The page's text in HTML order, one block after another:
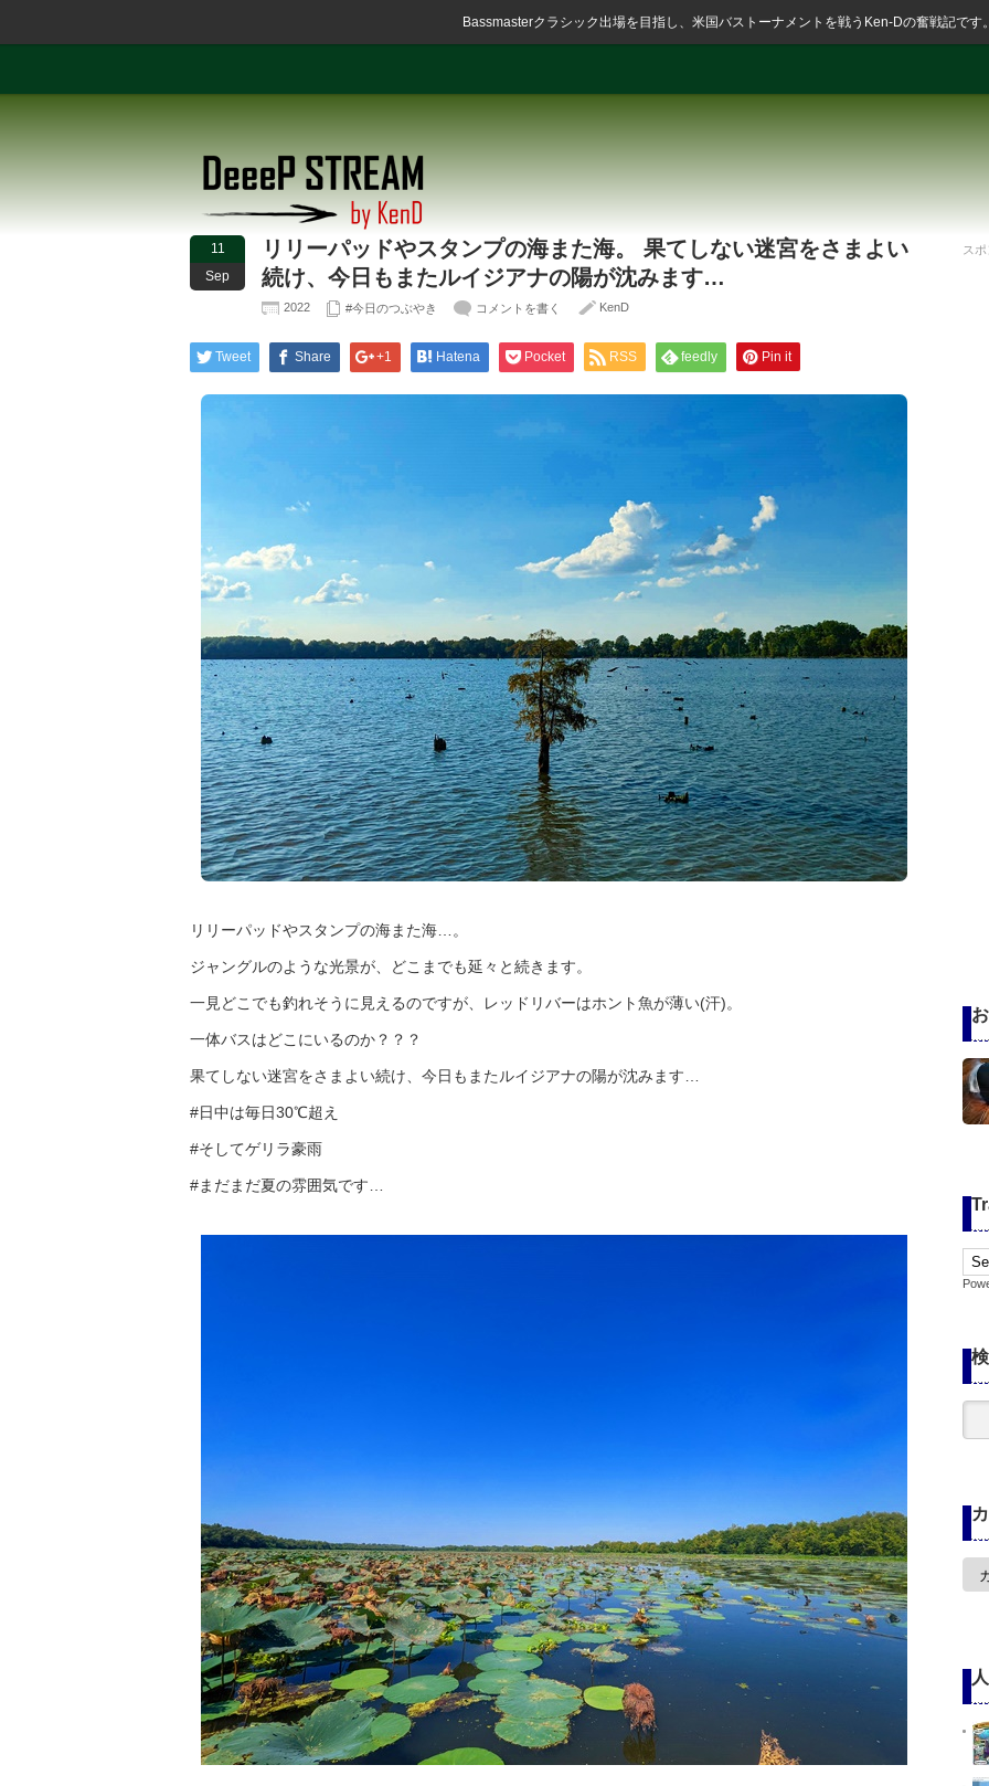
Bassmasterクラシック出場を目指し、米国バストーナメントを戦うKen-Dの奮戦記です
11
Sep
リリーパッドやスタンプの海また海。 果てしない迷宮をさまよい
続け、今日もまたルイジアナの陽が沈みます…
2022 #今日のつぶやき コメントを書く KenD
Tweet Share +1 Hatena Pocket RSS feedly Pin it
リリーパッドやスタンプの海また海…。
ジャングルのような光景が、どこまでも延々と続きます。
一見どこでも釣れそうに見えるのですが、レッドリバーはホント魚が薄い(汗)。
一体バスはどこにいるのか？？？
果てしない迷宮をさまよい続け、今日もまたルイジアナの陽が沈みます…
#日中は毎日30℃超え
#そしてゲリラ豪雨
#まだまだ夏の雰囲気です…
ス
カ